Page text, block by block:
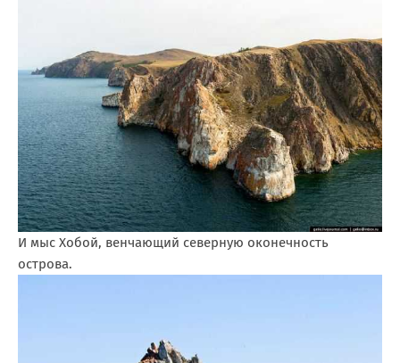
И мыс Хобой, венчающий северную оконечность
острова.